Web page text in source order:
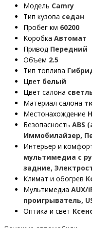
Модель Camry
Тип кузова седан
Пробег км 60200
Коробка Автомат
Привод Передний
Объем 2.5
Тип топлива
Цвет белый
Цвет салона
Материал салона
Местонахождение
Безопасность ABS
Иммобилайзер,
Интерьер и
мультимедиа с
задние,
Климат и обогрев
Мультимедиа AUX/
проигрыватель,
Оптика и свет